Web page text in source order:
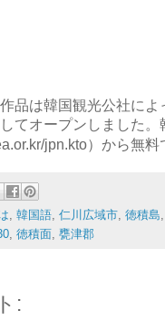
作品は韓国観光公社に
てオープンしました。
jpn.kto）から無
韓国語 仁川広域市 徳積島
徳積面 甕津郡
: